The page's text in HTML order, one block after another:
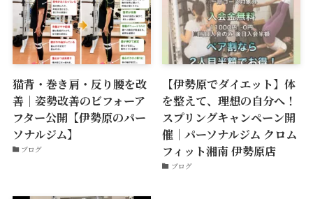
猫背・巻き肩・反り腰を改
善｜姿勢改善のビフォーア
フター公開【伊勢原のパー
ソナルジム】
ブログ
【伊勢原でダイエット】体
を整えて、理想の自分へ！
スプリングキャンペーン開
催｜パーソナルジム クロム
フィット湘南 伊勢原店
ブログ